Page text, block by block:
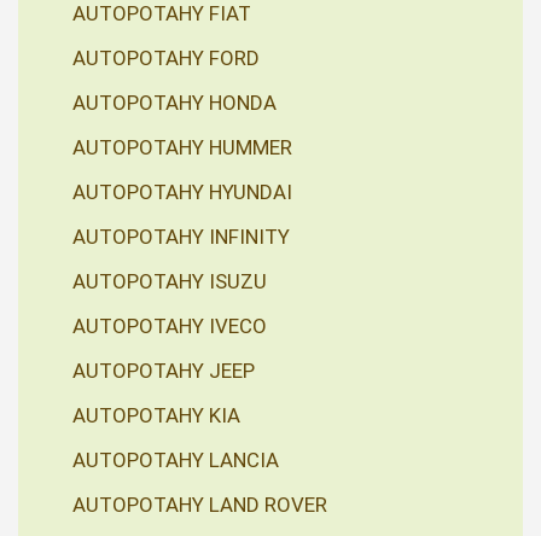
AUTOPOTAHY FIAT
AUTOPOTAHY FORD
AUTOPOTAHY HONDA
AUTOPOTAHY HUMMER
AUTOPOTAHY HYUNDAI
AUTOPOTAHY INFINITY
AUTOPOTAHY ISUZU
AUTOPOTAHY IVECO
AUTOPOTAHY JEEP
AUTOPOTAHY KIA
AUTOPOTAHY LANCIA
AUTOPOTAHY LAND ROVER